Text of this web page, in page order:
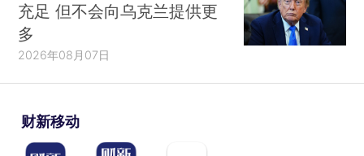
充足 但不会向乌克兰提供更
多
2026年08月07日
财新移动